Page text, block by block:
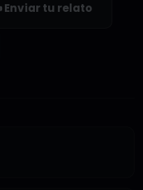
tu relato